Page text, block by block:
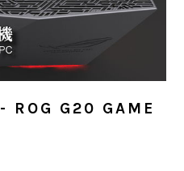
ROG G20 GAME